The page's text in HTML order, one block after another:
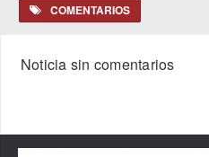
COMENTARIOS
Noticia sin comentarios